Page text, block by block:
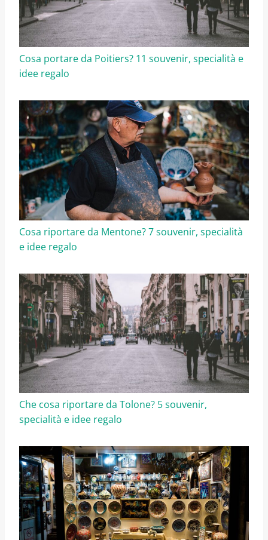
Cosa portare da Poitiers? 11 souvenir, specialità e
idee regalo
Cosa riportare da Mentone? 7 souvenir, specialità
e idee regalo
Che cosa riportare da Tolone? 5 souvenir,
specialità e idee regalo